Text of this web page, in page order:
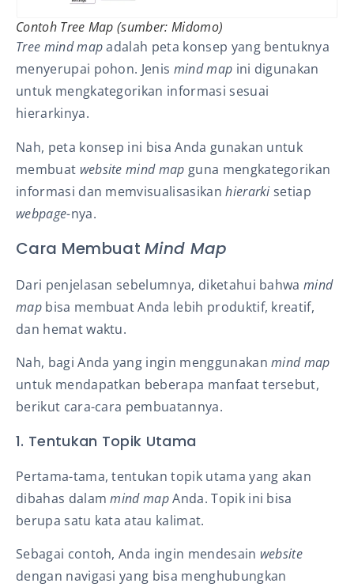
Contoh Tree Map (sumber: Midomo)
Tree mind mapadalah peta konsep yang bentuknya
menyerupai pohon. Jenis mind map ini digunakan
untuk mengkategorikan informasi sesuai
hierarkinya.
Nah, peta konsep ini bisa Anda gunakan untuk
membuat website mind map guna mengkategorikan
informasi dan memvisualisasikanhierarkisetiap
webpage-nya.
Cara MembuatMind Map
Dari penjelasan sebelumnya, diketahui bahwamind
map bisa membuat Anda lebih produktif, kreatif,
dan hemat waktu.
Nah, bagi Anda yang ingin menggunakanmind map
untuk mendapatkan beberapa manfaat tersebut,
berikut cara-cara pembuatannya.
1. Tentukan Topik Utama
Pertama-tama, tentukan topik utama yang akan
dibahas dalammind mapAnda. Topik ini bisa
berupa satu kata atau kalimat.
Sebagai contoh, Anda ingin mendesain website
dengan navigasi yang bisa menghubungkan